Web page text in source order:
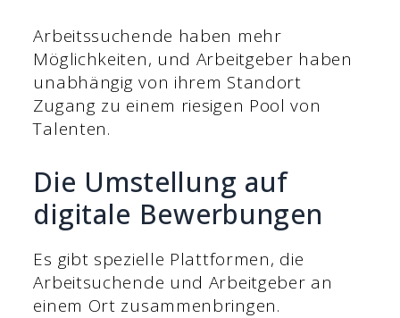
Arbeitssuchende haben mehr
Möglichkeiten, und Arbeitgeber haben
unabhängig von ihrem Standort
Zugang zu einem riesigen Pool von
Talenten.
Die Umstellung auf
digitale Bewerbungen
Es gibt spezielle Plattformen, die
Arbeitsuchende und Arbeitgeber an
einem Ort zusammenbringen.